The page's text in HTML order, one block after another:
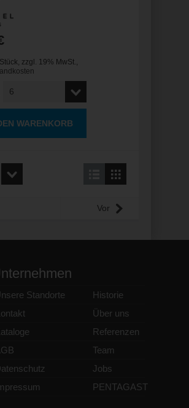
zzgl. 19% MwSt.
WARENKORB
Vor
Standorte
Historie
Über uns
Referenzen
Team
Jobs
PENTAGAST